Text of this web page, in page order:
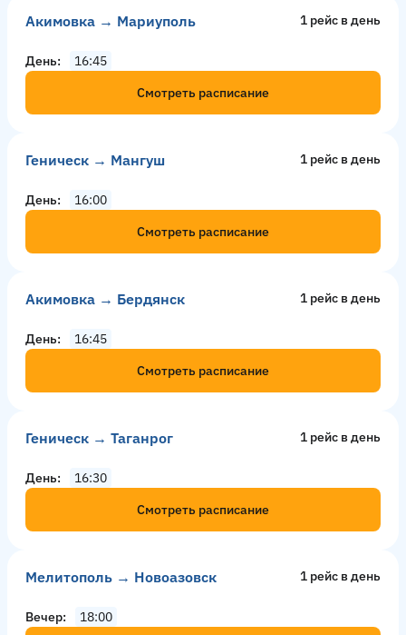
Акимовка → Мариуполь 1 рейс в день
День
16:45
Смотреть расписание
Геническ → Мангуш 1 рейс в день
День
16:00
Смотреть расписание
Акимовка → Бердянск 1 рейс в день
День
16:45
Смотреть расписание
Геническ → Таганрог 1 рейс в день
День
16:30
Смотреть расписание
Мелитополь → Новоазовск 1 рейс в день
Вечер
18:00